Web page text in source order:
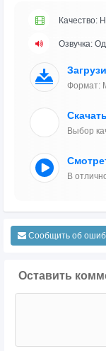
Качество:
Озвучка:
Формат:
Выбор
В
Сообщить об
Оставить